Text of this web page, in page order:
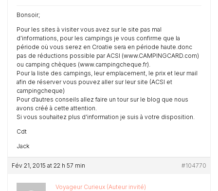
Bonsoir;
Pour les sites à visiter vous avez sur le site pas mal
d’informations, pour les campings je vous confirme que la
période où vous serez en Croatie sera en période haute.donc
pas de réductions possible par ACSI (www.CAMPINGCARD.com)
ou camping chèques (www.campingcheque.fr).
Pour la liste des campings, leur emplacement, le prix et leur mail
afin de réserver vous pouvez aller sur leur site (ACSI et
campingcheque)
Pour d’autres conseils allez faire un tour sur le blog que nous
avons créé à cette attention.
Si vous souhaitez plus d’information je suis à votre disposition.
Cdt
Jack
Fév 21, 2015 at 22 h 57 min #104770
Voyageur Curieux (Auteur invité)